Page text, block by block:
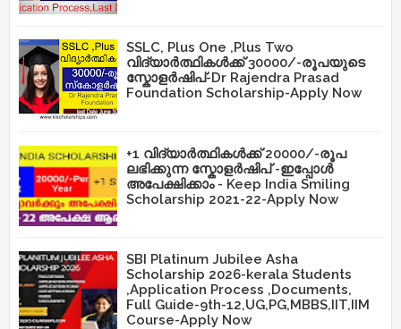
SSLC, Plus One ,Plus Two
വിദ്യാർത്ഥികൾക്ക് 30000/-രൂപയുടെ
സ്കോളർഷിപ്-Dr Rajendra Prasad
Foundation Scholarship-Apply Now
+1 വിദ്യാർത്ഥികൾക്ക് 20000/-രൂപ
ലഭിക്കുന്ന സ്കോളർഷിപ് -ഇപ്പോൾ
അപേക്ഷിക്കാം - Keep India Smiling
Scholarship 2021-22-Apply Now
SBI Platinum Jubilee Asha
Scholarship 2026-kerala Students
,Application Process ,Documents,
Full Guide-9th-12,UG,PG,MBBS,IIT,IIM
Course-Apply Now